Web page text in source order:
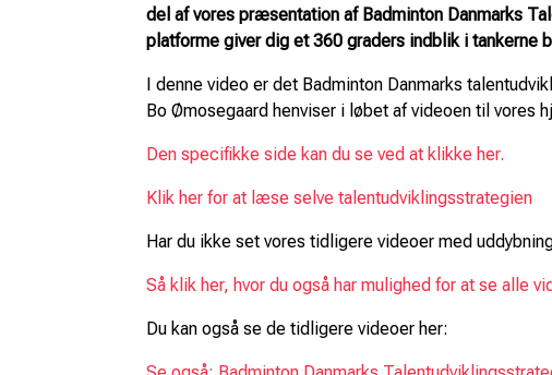
del af vores præsentation af Badminton Danmarks
platforme giver dig et 360 graders indblik i tankerne
I denne video er det Badminton Danmarks
Bo Ømosegaard henviser i løbet af videoen til vores
Den specifikke side kan du se ved at klikke her.
Klik her for at læse selve talentudviklingsstrategien
Har du ikke set vores tidligere videoer med
Så klik her, hvor du også har mulighed for at se alle
Du kan også se de tidligere videoer her: